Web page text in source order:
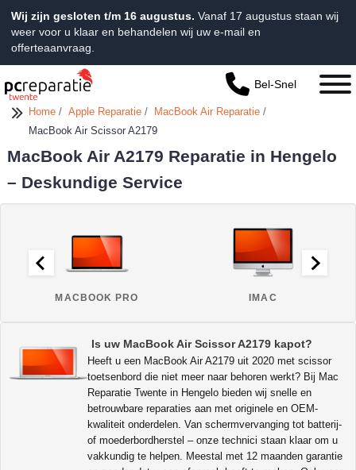
Wij zijn gesloten t/m 16 augustus. Vanaf 17 augustus staan wij
weer voor u klaar en behandelen wij uw e-mail en
offerteaanvraag.
Bel-Snel
Home / Apple Reparatie / MacBook Air Reparatie /
MacBook Air Scissor A2179
MacBook Air A2179 Reparatie in Hengelo
– Deskundige Service
MACBOOK PRO IMAC
Is uw MacBook Air Scissor A2179 kapot?
Heeft u een MacBook Air A2179 uit 2020 met scissor
toetsenbord die niet meer naar behoren werkt? Bij Mac
Reparatie Twente in Hengelo bieden wij snelle en
betrouwbare reparaties aan met originele en OEM-
kwaliteit onderdelen. Van schermvervanging tot batterij-
of moederbordherstel – onze technici staan klaar om u
vakkundig te helpen. Meestal met 12 maanden garantie